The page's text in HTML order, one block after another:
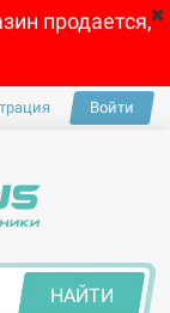
продается,
Войти
НАЙТИ